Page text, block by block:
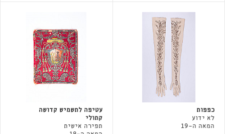
כפפות
לא ידוע
המאה ה-19
עטיפה לתשמיש קדושה
קתולי
תפירה אישית